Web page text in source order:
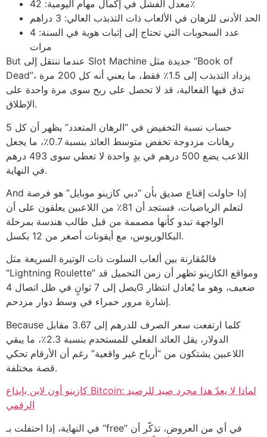
معدل الفشل في إكمال مهام اليومية: 42٪
الحد الأدنى للرهان في الألعاب ذات التذبذب العالي: 3 دراهم
عدد السحوبات التي تحتاج إلى إثبات هوية في السنة: 4
مرات
But عندما تنتقل إلى Slot Machine جديدة مثل “Book of
Dead”، يزداد التذبذب إلى 1.5٪ فقط، ما يعني أنه كل 200 مرة
تدق فيها الفعالية، قد لا تحصل على ربح سوى مرة واحدة على
الإطلاق.
حساب نسبة التخفيض في “الرهان المتعدد” يظهر أن كل 5
رهانات مزدوجة تخفض متوسط العائد بنسبة 0.7٪، ما يجعل
اللاعب يضع 500 درهم في يدٍ واحدة لا تعطي سوى 493 درهم
في النهاية.
And إذا حاولت إقناع صديق بأن “دبي كازينو موبايل” هو فرصة
لتعلم الرياضيات، فستجد أن 81٪ من اللاعبين يعلقون على أن
الواجهة تبدو كأنها مصممة من قبل طالب هندسة بمرحلة
البكالوريوس، مع أيقونات أصغر من 12 بكسل.
فالمُقارنة بين ألعاب السلوت ذات الوتيرة السريعة مثل
“Lightning Roulette” ومواقع الكازينو تظهر أن زمن التحميل قد
يصل إلى 7 ثوانٍ في ظل اتصال 4G ضعيف، وهو ما يُعادل انتظار
إشارة مرور حمراء في وسط دوار مزدحم.
Because كلما ارتفعت سعر الصرف للدرهم إلى 3.67 مقابل
الدولار، يقل العائد الفعلي للمستخدم بنسبة 2.3٪، ما يبقي
اللاعبين يشتكون من “أرباح غير واقعية” رغم أن الأرقام تحكي
قصة مختلفة.
كازينو أون لاين بإيداع Bitcoin: لماذا لا يعدّ هذا مجرد صيد للرصيد
الرقمي
في النهاية، إذا احتفلت بـ “free” في أي من العروض، تذكّر أن